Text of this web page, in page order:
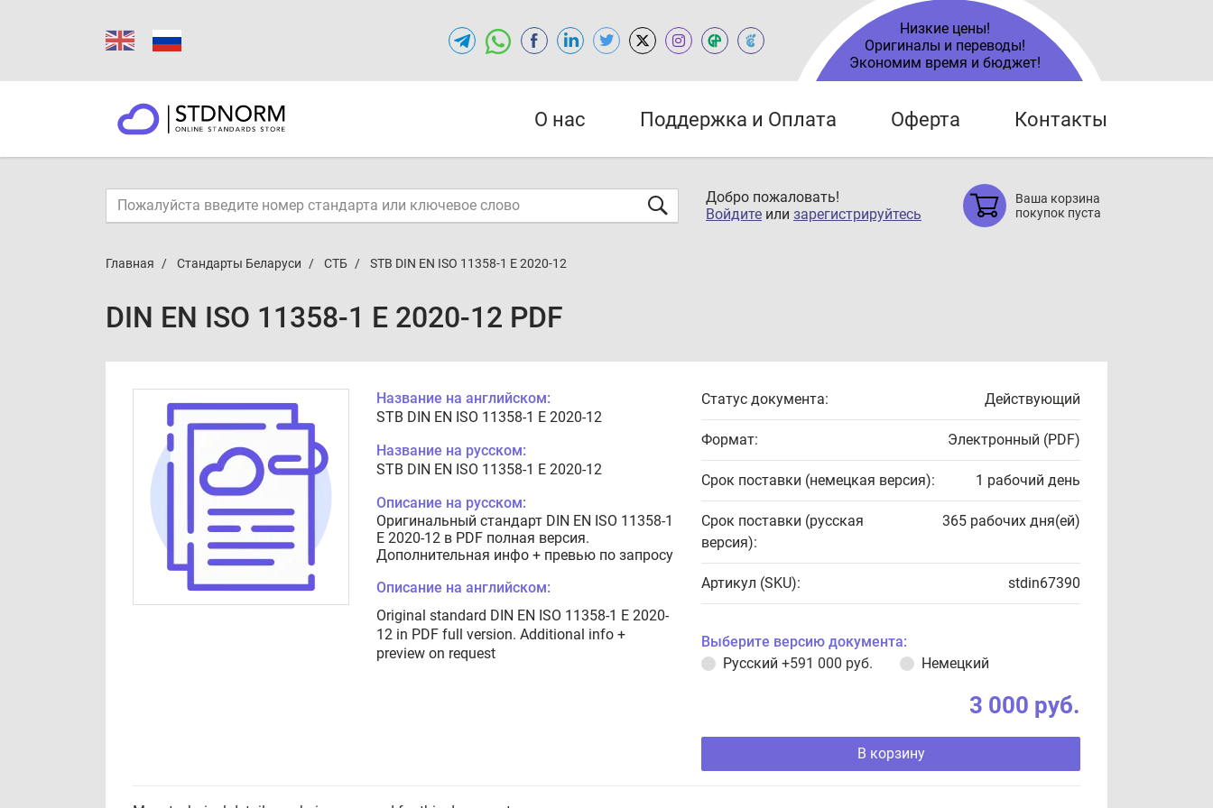
Низкие цены!
Оригиналы и переводы!
Экономим время и бюджет!
О нас Поддержка и Оплата Оферта Контакты
Добро пожаловать!
Войдите или зарегистрируйтесь
Ваша корзина
покупок пуста
Главная Стандарты Беларуси СТБ STB DIN EN ISO 11358-1 E 2020-12
DIN EN ISO 11358-1 E 2020-12 PDF
Название на английском:
STB DIN EN ISO 11358-1 E 2020-12
Название на русском:
STB DIN EN ISO 11358-1 E 2020-12
Описание на русском:
Оригинальный стандарт DIN EN ISO 11358-1
E 2020-12 в PDF полная версия.
Дополнительная инфо + превью по запросу
Описание на английском:
Original standard DIN EN ISO 11358-1 E 2020-
12 in PDF full version. Additional info +
preview on request
Статус документа: Действующий
Формат: Электронный (PDF)
Срок поставки (немецкая версия): 1 рабочий день
Срок поставки (русская
версия):
365 рабочих дня(ей)
Артикул (SKU): stdin67390
Выберите версию документа:
Русский +591 000 руб. Немецкий
3 000 руб.
В корзину